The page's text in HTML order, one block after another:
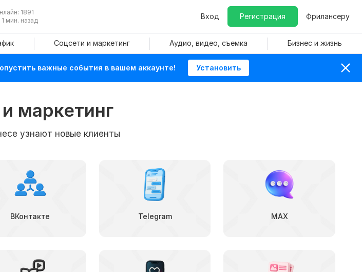
1891
мин. назад
Вход Регистрация Фрилансеру
Соцсети и маркетинг Аудио, видео, съемка Бизнес и жизнь
важные события в вашем аккаунте! Установить
маркетинг
узнают новые клиенты
ВКонтакте Telegram MAX